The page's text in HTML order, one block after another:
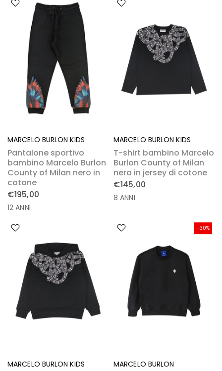
MARCELO BURLON KIDS
Pantalone sportivo
bambino Marcelo Burlon
County of Milan nero in
cotone
€195,00
12 ANNI
MARCELO BURLON KIDS
T-shirt bambino Marcelo
Burlon County of Milan
nera in jersey di cotone
€145,00
8 ANNI
MARCELO BURLON KIDS
-30%
MARCELO BURLON